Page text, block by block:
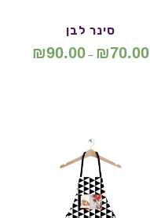
סינר לבן
₪70.00
–
₪90.00